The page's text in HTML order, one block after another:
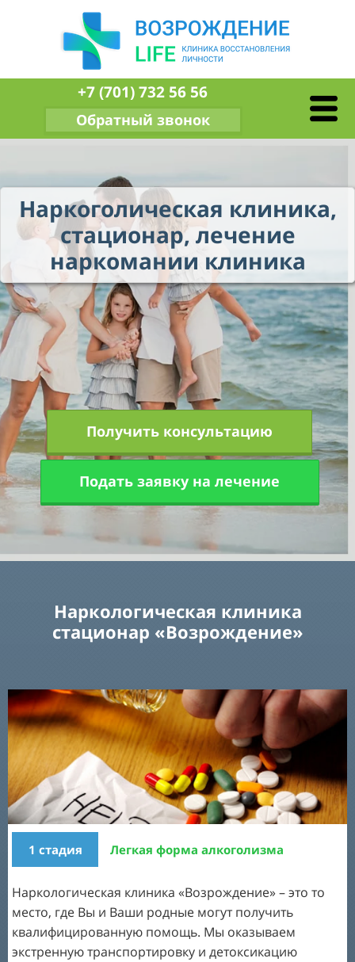
+7 (701) 732 56 56
Обратный звонок
Наркоголическая клиника,
стационар, лечение
наркомании клиника
Получить консультацию
Подать заявку на лечение
Наркологическая клиника
стационар «Возрождение»
1 стадия Легкая форма алкоголизма
Наркологическая клиника «Возрождение» – это то
место, где Вы и Ваши родные могут получить
квалифицированную помощь. Мы оказываем
экстренную транспортировку и детоксикацию